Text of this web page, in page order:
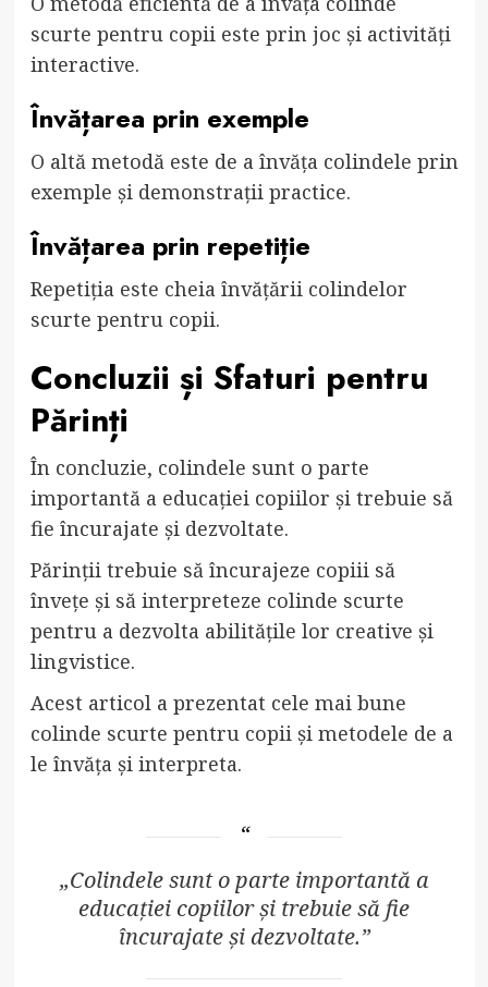
scurte pentru copii este prin joc și activități
interactive.
Învățarea prin exemple
O altă metodă este de a învăța colindele prin
exemple și demonstrații practice.
Învățarea prin repetiție
Repetiția este cheia învățării colindelor
scurte pentru copii.
Concluzii și Sfaturi pentru
Părinți
În concluzie, colindele sunt o parte
importantă a educației copiilor și trebuie să
fie încurajate și dezvoltate.
Părinții trebuie să încurajeze copiii să
învețe și să interpreteze colinde scurte
pentru a dezvolta abilitățile lor creative și
lingvistice.
Acest articol a prezentat cele mai bune
colinde scurte pentru copii și metodele de a
le învăța și interpreta.
„Colindele sunt o parte importantă a
educației copiilor și trebuie să fie
încurajate și dezvoltate.”